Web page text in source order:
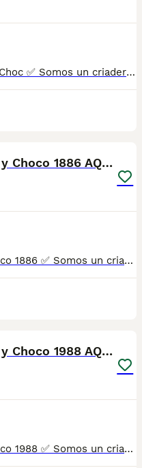
Chihuahua Hembra de Clarita y Choc ✅ Somos un criadero autorizado y certificado por la Generalitat de Catalunya bajo el número de Núcleo Zoológico G25/00314. PARA MÁS INFORMACIÓN: ☎️ 933095977 📱 685878504 / 674320847 💻 Más fotos y vídeos en nuestra web www.aquanatura.es 🚙 Hacemos envíos 📌 Calle Roger de Flor 45, muy cerca del Arc de Triomf de Barcelona, de Lunes a Sábados. Se entregan con sus vacunas, desparasitados interna y externamente, con microchip y su registro, cartilla sanitaria y contrato de garantías, documentación legal y factura. AQUANATURA
Chihuahua Macho de Pam y Choco 1886 AQUANATURA
Chihuahua Macho de Pam y Choco 1886 ✅ Somos un criadero autorizado y certificado por la Generalitat de Catalunya bajo el número de Núcleo Zoológico G25/00314. PARA MÁS INFORMACIÓN: ☎️ 933095977 📱 685878504 / 674320847 🐶 Programa una visita para conocerlos 💻 Más fotos y vídeos en nuestra web www.aquanatura.es 🚙 Hacemos envíos 📌 Calle Roger de Flor 45, muy cerca del Arc de Triomf de Barcelona, de Lunes a Sábados. Se entregan con sus vacunas, desparasitados interna y externamente, con microchip y su registro, cartilla sanitaria y contrato de garantías, documentación legal y factura. AQUANATURA
Chihuahua Macho de Pam y Choco 1988 AQUANATURA
Chihuahua Macho de Pam y Choco 1988 ✅ Somos un criadero autorizado y certificado por la Generalitat de Catalunya bajo el número de Núcleo Zoológico G25/00314. PARA MÁS INFORMACIÓN: ☎️ 933095977 📱 685878504 / 674320847 🐶 Programa una visita para conocerlos 💻 Más fotos y vídeos en nuestra web www.aquanatura.es 🚙 Hacemos envíos 📌 Calle Roger de Flor 45, muy cerca del Arc de Triomf de Barcelona, de Lunes a Sábados. Se entregan con sus vacunas, desparasitados interna y externamente, con microchip y su registro, cartilla sanitaria y contrato de garantías, documentación legal y factura. AQUANATURA